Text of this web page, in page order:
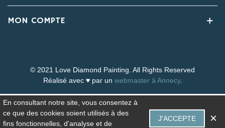
MON COMPTE
© 2021 Love Diamond Painting. All Rights Reserved
Réalisé avec ♥ par un webmaster à Annecy.
En consultant notre site, vous consentez à
ce que des cookies soient utilisés à des
fins fonctionnelles, d'analyse et de
J'ACCEPTE ×